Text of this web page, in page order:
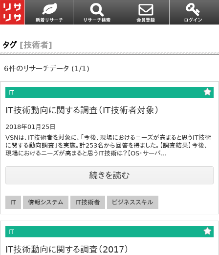
タグ [技術者]
6件のリサーチデータ (1/1)
IT
IT技術動向に関する調査（IT技術者対象）
2018年01月25日
VSNは、IT技術者を対象に、「今後、現場におけるニーズが高まると思うIT技術
に関する動向調査」を実施。計253名から回答を得ました。【調査結果】今後、
現場におけるニーズが高まると思うIT技術は？【OS・サーバ...
続きを読む
IT 情報システム IT技術者 ビジネススキル
IT
IT技術動向に関する調査（2017）